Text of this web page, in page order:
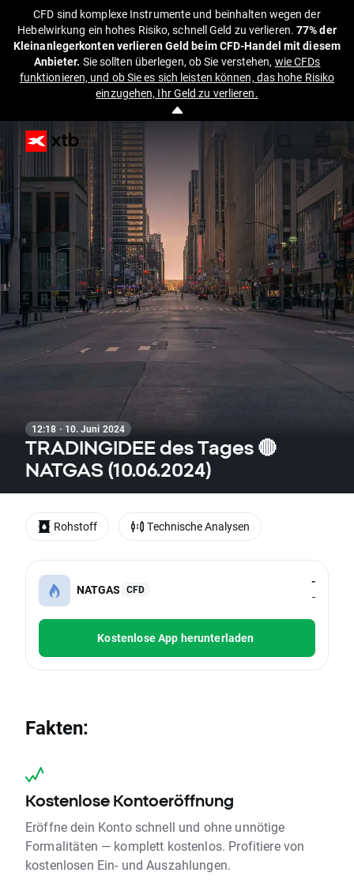
CFD sind komplexe Instrumente und beinhalten wegen der
Hebelwirkung ein hohes Risiko, schnell Geld zu verlieren.77% der
Kleinanlegerkonten verlieren Geld beim CFD-Handel mit diesem
Anbieter. Sie sollten überlegen, ob Sie verstehen, wie CFDs
funktionieren, und ob Sie es sich leisten können, das hohe Risiko
einzugehen, Ihr Geld zu verlieren.
12:18 · 10. Juni 2024
TRADINGIDEE des Tages 🔴
NATGAS (10.06.2024)
NATGAS CFD
-
-
Kostenlose App herunterladen
Fakten:
Kostenlose Kontoeröffnung
Eröffne dein Konto schnell und ohne unnötige
Formalitäten — komplett kostenlos. Profitiere von
kostenlosen Ein- und Auszahlungen.
Rohstoff Technische Analysen